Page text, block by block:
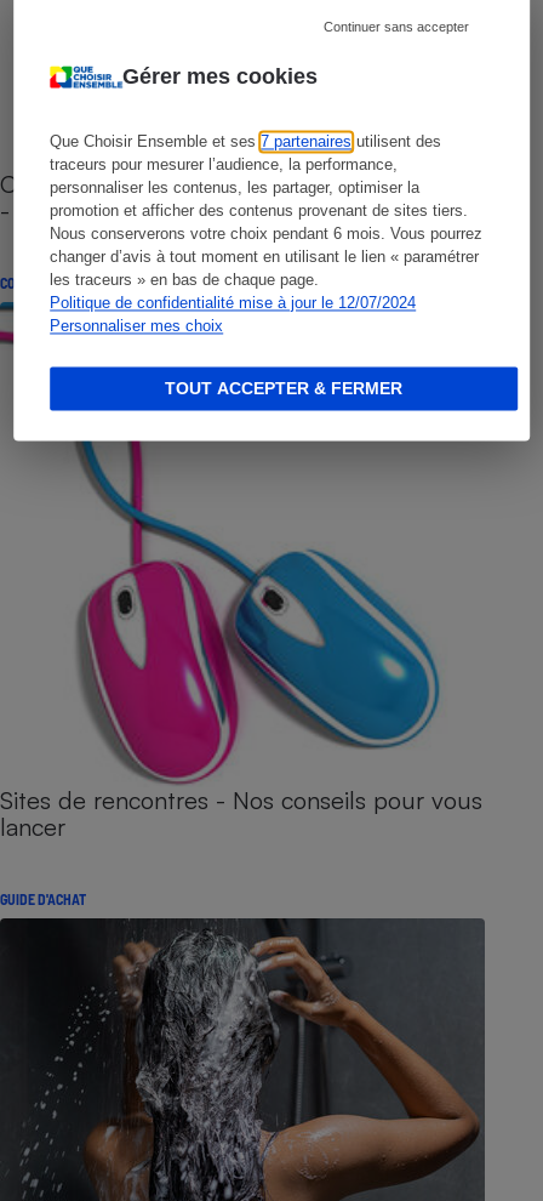
Gérer mes cookies
Que Choisir Ensemble et ses7 partenaires utilisent des
traceurs pour mesurer l’audience, la performance,
personnaliser les contenus, les partager, optimiser la
promotion et afficher des contenus provenant de sites tiers.
Nous conserverons votre choix pendant 6 mois. Vous pourrez
changer d’avis à tout moment en utilisant le lien « paramétrer
les traceurs » en bas de chaque page.
Politique de confidentialité mise à jour le 12/07/2024
Personnaliser mes choix
Continuer sans accepter
TOUT ACCEPTER & FERMER
Cafetière à capsules zéro déchet CoffeeB (vidéo)
- Premières impressions
CONSEILS
Sites de rencontres - Nos conseils pour vous
lancer
GUIDE D'ACHAT